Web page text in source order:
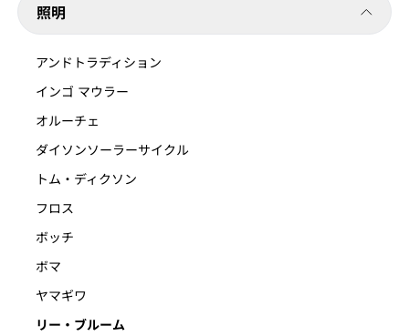
照明
アンドトラディション
インゴ マウラー
オルーチェ
ダイソンソーラーサイクル
トム・ディクソン
フロス
ボッチ
ボマ
ヤマギワ
リー・ブルーム